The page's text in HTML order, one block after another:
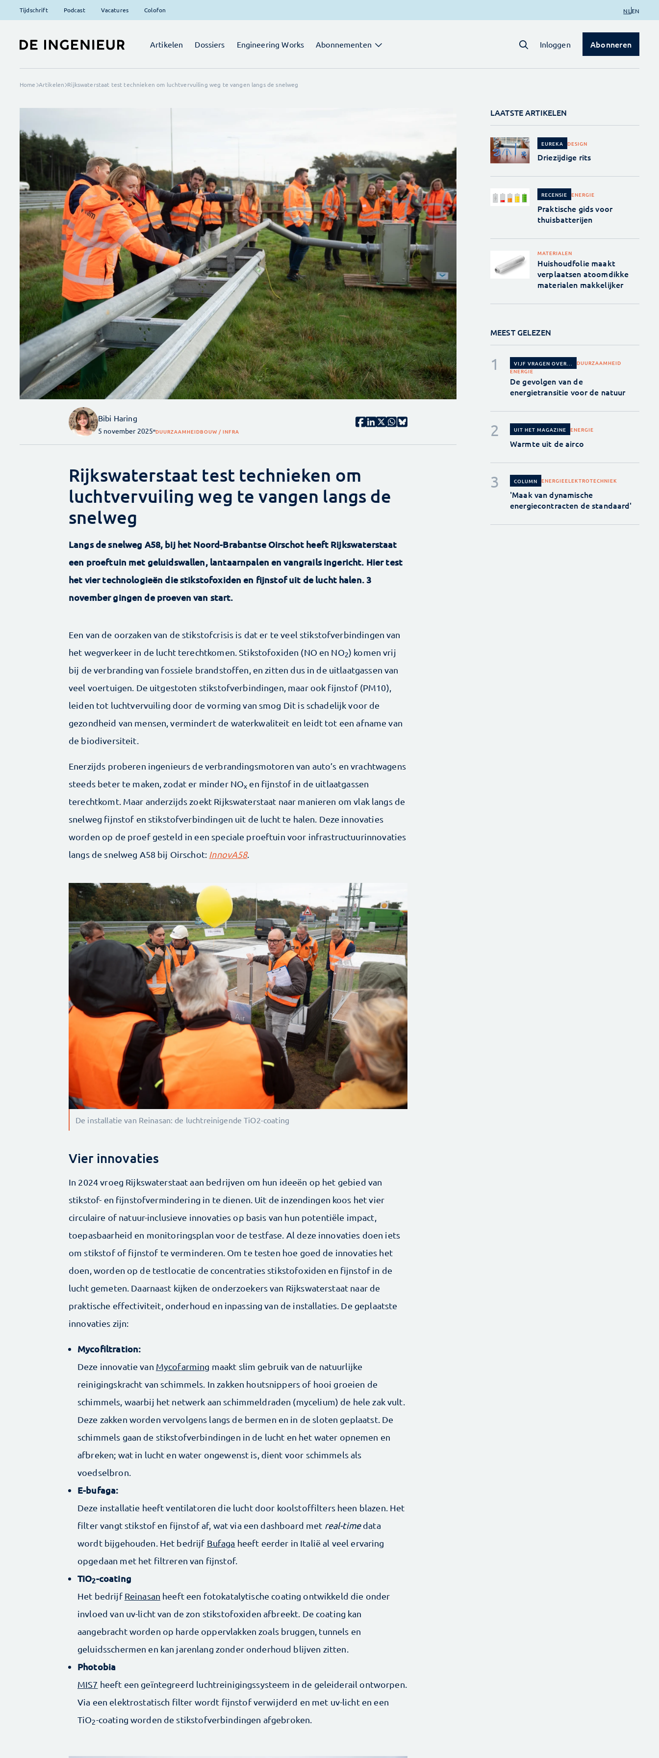
Tijdschrift Podcast Vacatures Colofon NL EN
Artikelen Dossiers Engineering Works Abonnementen Inloggen Abonneren
Home Artikelen Rijkswaterstaat test technieken om luchtvervuiling weg te vangen langs de snelweg
Bibi Haring
5 november 2025 DUURZAAMHEIDBOUW / INFRA
Rijkswaterstaat test technieken om
luchtvervuiling weg te vangen langs de
snelweg
Langs de snelweg A58, bij het Noord-Brabantse Oirschot heeft Rijkswaterstaat
een proeftuin met geluidswallen, lantaarnpalen en vangrails ingericht. Hier test
het vier technologieën die stikstofoxiden en fijnstof uit de lucht halen. 3
november gingen de proeven van start.
Een van de oorzaken van de stikstofcrisis is dat er te veel stikstofverbindingen van
het wegverkeer in de lucht terechtkomen. Stikstofoxiden (NO en NO2) komen vrij
bij de verbranding van fossiele brandstoffen, en zitten dus in de uitlaatgassen van
veel voertuigen. De uitgestoten stikstofverbindingen, maar ook fijnstof (PM10),
leiden tot luchtvervuiling door de vorming van smog Dit is schadelijk voor de
gezondheid van mensen, vermindert de waterkwaliteit en leidt tot een afname van
de biodiversiteit.
Enerzijds proberen ingenieurs de verbrandingsmotoren van auto’s en vrachtwagens
steeds beter te maken, zodat er minder NOx en fijnstof in de uitlaatgassen
terechtkomt. Maar anderzijds zoekt Rijkswaterstaat naar manieren om vlak langs de
snelweg fijnstof en stikstofverbindingen uit de lucht te halen. Deze innovaties
worden op de proef gesteld in een speciale proeftuin voor infrastructuurinnovaties
langs de snelweg A58 bij Oirschot: InnovA58.
De installatie van Reinasan: de luchtreinigende TiO2-coating
Vier innovaties
In 2024 vroeg Rijkswaterstaat aan bedrijven om hun ideeën op het gebied van
stikstof- en fijnstofvermindering in te dienen. Uit de inzendingen koos het vier
circulaire of natuur-inclusieve innovaties op basis van hun potentiële impact,
toepasbaarheid en monitoringsplan voor de testfase. Al deze innovaties doen iets
om stikstof of fijnstof te verminderen. Om te testen hoe goed de innovaties het
doen, worden op de testlocatie de concentraties stikstofoxiden en fijnstof in de
lucht gemeten. Daarnaast kijken de onderzoekers van Rijkswaterstaat naar de
praktische effectiviteit, onderhoud en inpassing van de installaties. De geplaatste
innovaties zijn:
Mycofiltration:
Deze innovatie van Mycofarming maakt slim gebruik van de natuurlijke
reinigingskracht van schimmels. In zakken houtsnippers of hooi groeien de
schimmels, waarbij het netwerk aan schimmeldraden (mycelium) de hele zak vult.
Deze zakken worden vervolgens langs de bermen en in de sloten geplaatst. De
schimmels gaan de stikstofverbindingen in de lucht en het water opnemen en
afbreken; wat in lucht en water ongewenst is, dient voor schimmels als
voedselbron.
E-bufaga:
Deze installatie heeft ventilatoren die lucht door koolstoffilters heen blazen. Het
filter vangt stikstof en fijnstof af, wat via een dashboard met real-timedata
wordt bijgehouden. Het bedrijf Bufaga heeft eerder in Italië al veel ervaring
opgedaan met het filtreren van fijnstof.
TiO2-coating
Het bedrijf Reinasan heeft een fotokatalytische coating ontwikkeld die onder
invloed van uv-licht van de zon stikstofoxiden afbreekt. De coating kan
aangebracht worden op harde oppervlakken zoals bruggen, tunnels en
geluidsschermen en kan jarenlang zonder onderhoud blijven zitten.
Photobia
MIS7 heeft een geïntegreerd luchtreinigingssysteem in de geleiderail ontworpen.
Via een elektrostatisch filter wordt fijnstof verwijderd en met uv-licht en een
TiO2-coating worden de stikstofverbindingen afgebroken.
LAATSTE ARTIKELEN
EUREKA DESIGN
Driezijdige rits
RECENSIE ENERGIE
Praktische gids voor
thuisbatterijen
MATERIALEN
Huishoudfolie maakt
verplaatsen atoomdikke
materialen makkelijker
MEEST GELEZEN
VIJF VRAGEN OVER...
DUURZAAMHEID
ENERGIE
De gevolgen van de
energietransitie voor de natuur
UIT HET MAGAZINE ENERGIE
Warmte uit de airco
COLUMN ENERGIEELEKTROTECHNIEK
'Maak van dynamische
energiecontracten de standaard'